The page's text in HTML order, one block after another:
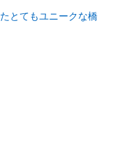
とてもユニークな橋